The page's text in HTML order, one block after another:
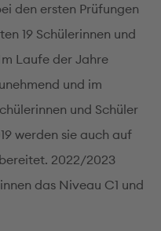
den ersten Prüfungen
19 Schülerinnen und
Laufe der Jahre
und im
und Schüler
werden sie auch auf
2022/2023
das Niveau C1 und